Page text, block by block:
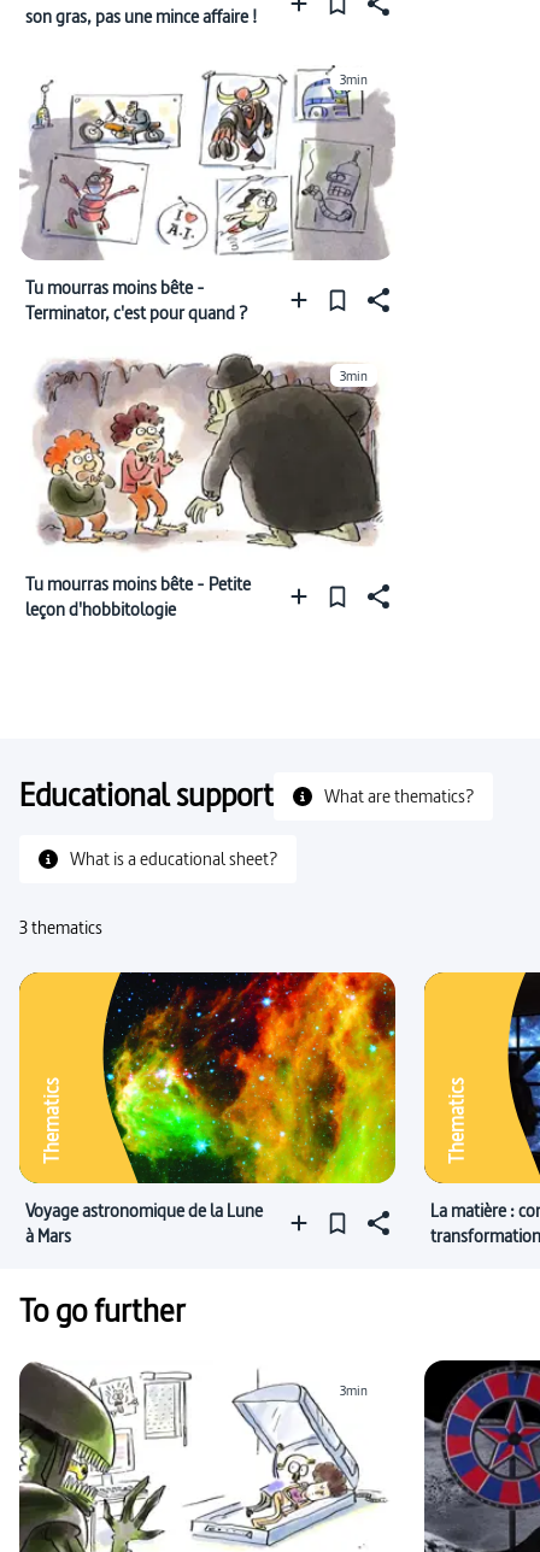
son gras, pas une mince affaire !
3min
Tu mourras moins bête -
Terminator, c'est pour quand ?
3min
Tu mourras moins bête - Petite
leçon d'hobbitologie
Educational support What are thematics?
What is a educational sheet?
3 thematics
Thematics
Voyage astronomique de la Lune
à Mars
Thematics
La matière :
To go further
3min